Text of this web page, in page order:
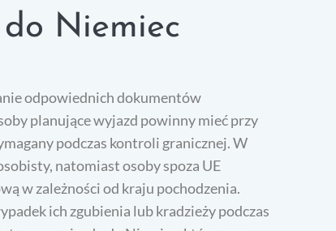
Niemiec
odpowiednich dokumentów
planujące wyjazd powinny mieć przy
podczas kontroli granicznej. W
natomiast osoby spoza UE
w zależności od kraju pochodzenia.
ich zgubienia lub kradzieży podczas